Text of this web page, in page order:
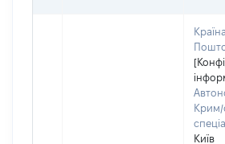
Крим/
Київ